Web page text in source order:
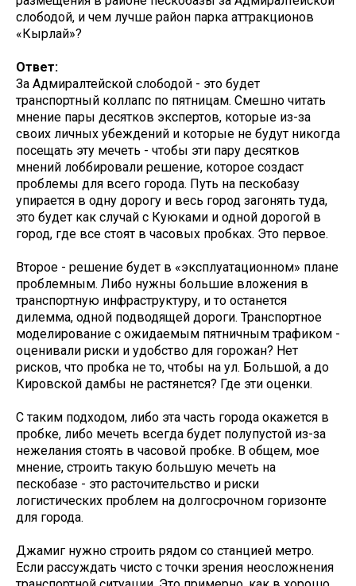
слободой, и чем лучше район парка аттракционов
«Кырлай»?
Ответ:
За Адмиралтейской слободой - это будет
транспортный коллапс по пятницам. Смешно читать
мнение пары десятков экспертов, которые из-за
своих личных убеждений и которые не будут никогда
посещать эту мечеть - чтобы эти пару десятков
мнений лоббировали решение, которое создаст
проблемы для всего города. Путь на пескобазу
упирается в одну дорогу и весь город загонять туда,
это будет как случай с Куюками и одной дорогой в
город, где все стоят в часовых пробках. Это первое.
Второе - решение будет в «эксплуатационном» плане
проблемным. Либо нужны большие вложения в
транспортную инфраструктуру, и то останется
дилемма, одной подводящей дороги. Транспортное
моделирование с ожидаемым пятничным трафиком -
оценивали риски и удобство для горожан? Нет
рисков, что пробка не то, чтобы на ул. Большой, а до
Кировской дамбы не растянется? Где эти оценки.
С таким подходом, либо эта часть города окажется в
пробке, либо мечеть всегда будет полупустой из-за
нежелания стоять в часовой пробке. В общем, мое
мнение, строить такую большую мечеть на
пескобазе - это расточительство и риски
логистических проблем на долгосрочном горизонте
для города.
Джамиг нужно строить рядом со станцией метро.
Если рассуждать чисто с точки зрения неосложнения